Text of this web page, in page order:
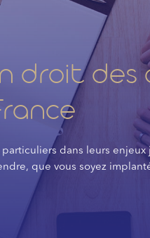
droit
dans leurs
que vous soyez